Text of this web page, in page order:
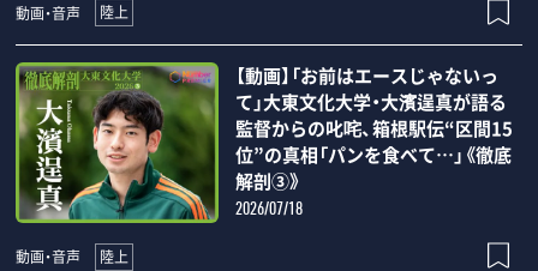
動画・音声 陸上
【動画】「お前はエースじゃないっ
て」大東文化大学・大濱逞真が語る
監督からの叱咤、箱根駅伝“区間15
位”の真相「パンを食べて…」《徹底
解剖③》
2026/07/18
動画・音声 陸上